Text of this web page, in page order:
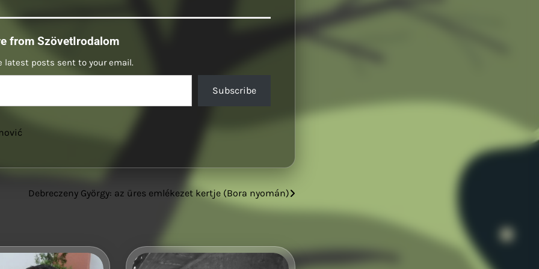
from SzövetIrodalom
latest posts sent to your email.
Subscribe
Debreczeny György: az üres emlékezet kertje (Bora nyomán)